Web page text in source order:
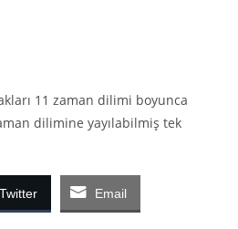
11 zaman dilimi boyunca
dilimine yayılabilmiş tek
Twitter Email